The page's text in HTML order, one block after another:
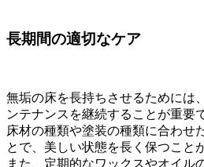
長期間の適切なケア
無垢の床を長持ちさせるためには
ンテナンスを継続することが重要
床材の種類や塗装の種類に合わせ
とで、美しい状態を長く保つこと
また、定期的なワックスやオイル